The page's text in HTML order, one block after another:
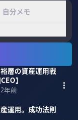
自分メモ
層の資産運用戦
】
2年前
運用。成功法則